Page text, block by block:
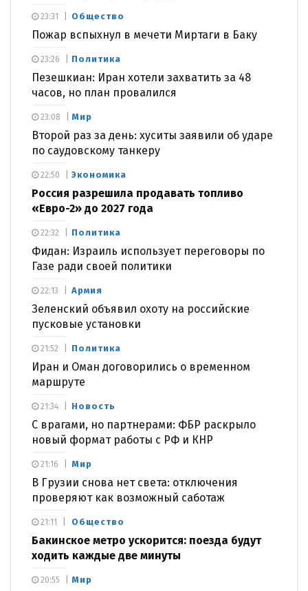
Общество
Пожар вспыхнул в мечети Миртаги в Баку
23:31
Политика
Пезешкиан: Иран хотели захватить за 48
часов, но план провалился
23:26
Мир
Второй раз за день: хуситы заявили об ударе
по саудовскому танкеру
23:08
Экономика
Россия разрешила продавать топливо
«Евро-2» до 2027 года
22:50
Политика
Фидан: Израиль использует переговоры по
Газе ради своей политики
22:32
Армия
Зеленский объявил охоту на российские
пусковые установки
22:13
Политика
Иран и Оман договорились о временном
маршруте
21:52
Новость
С врагами, но партнерами: ФБР раскрыло
новый формат работы с РФ и КНР
21:34
Мир
В Грузии снова нет света: отключения
проверяют как возможный саботаж
21:16
Общество
Бакинское метро ускорится: поезда будут
ходить каждые две минуты
21:11
Мир
20:55